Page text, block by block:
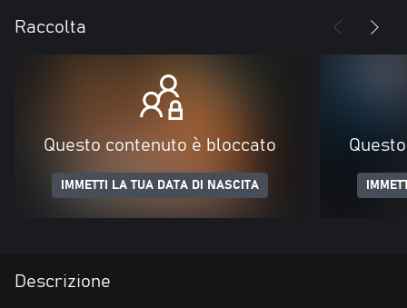
Raccolta
Questo contenuto è bloccato
IMMETTI LA TUA DATA DI NASCITA
Descrizione